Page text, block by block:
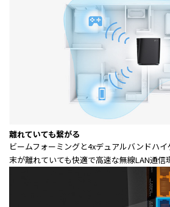
離れていても繋がる
ビームフォーミングと4xデュアルバンドハ
末が離れていても快適で高速な無線LAN通信